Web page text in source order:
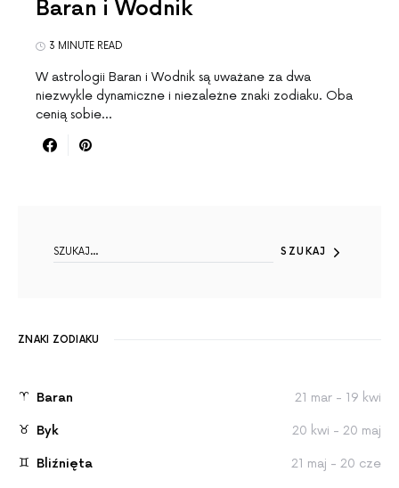
Baran i Wodnik
3 MINUTE READ
W astrologii Baran i Wodnik są uważane za dwa
niezwykle dynamiczne i niezależne znaki zodiaku. Oba
cenią sobie…
SZUKAJ
ZNAKI ZODIAKU
Baran 21 mar - 19 kwi
Byk 20 kwi - 20 maj
Bliźnięta 21 maj - 20 cze